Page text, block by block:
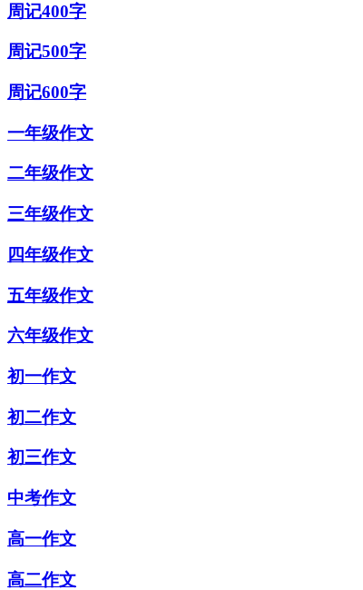
周记400字
周记500字
周记600字
一年级作文
二年级作文
三年级作文
四年级作文
五年级作文
六年级作文
初一作文
初二作文
初三作文
中考作文
高一作文
高二作文